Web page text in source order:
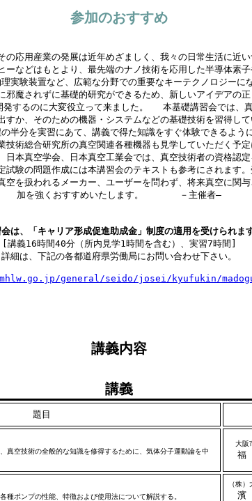
参加のおすすめ
応用産業の発展は近年めざましく、我々の日常生活に近
ーなどはもとより、最先端のナノ技術を応用した半導体素
実験装置など、広範な分野での重要なキーテクノロジーに
邪魔されずに基礎的研究ができるため、新しいアイデアの
発するのに大変役立って来ました。 本基礎講習会では、
すか、そのための機器・システムなどの基礎技術を習得し
半分を実習にあて、講義で得た知識をすぐ体験できるよう
技術総合研究所の真空関連各種機器も見学していただく予定
本真空学会、日本真空工業会では、真空技術者の資格認定
試験の問題作成には本講習会のテキストも参考にされます
空を扱われるメーカー、ユーザーを問わず、将来真空に関
加を強くおすすめいたします。 －主催者―
は、「キャリア形成促進助成金」制度の適用を受けられます
[講義16時間40分（所内見学1時間を含む）、実習7時間]
詳細は、下記の各都道府県労働局にお問い合わせ下さい。
general/seido/josei/kyufukin/
講義内容
講義
題目
真空技術の全般的な知識を修得するために、気体分子運動論を中
大阪
福
ポンプの性能、特徴および使用法について解説する。
（株
濱